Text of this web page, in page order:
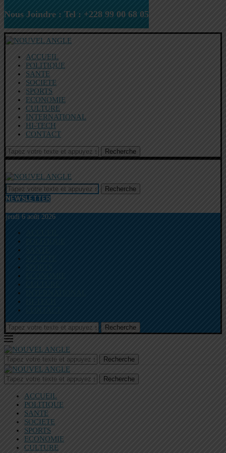
Nous Joindre : Tel : +228 99 00 68 05
ACCUEIL
POLITIQUE
SANTE
SOCIETE
SPORTS
ECONOMIE
CULTURE
INTERNATIONAL
HI-TECH
CONTACT
Recherche
Recherche
NEWSLETTER
jeudi 6 août 2026
Recherche
Recherche
Recherche
ACCUEIL
POLITIQUE
SANTE
SOCIETE
SPORTS
ECONOMIE
CULTURE